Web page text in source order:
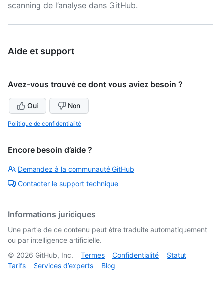
scanning de l’analyse dans GitHub.
Aide et support
Avez-vous trouvé ce dont vous aviez besoin ?
Oui Non
Politique de confidentialité
Encore besoin d’aide ?
Demandez à la communauté GitHub
Contacter le support technique
Informations juridiques
Une partie de ce contenu peut être traduite automatiquement
ou par intelligence artificielle.
© 2026 GitHub, Inc. Termes Confidentialité
Statut
Tarifs
Services d’experts Blog